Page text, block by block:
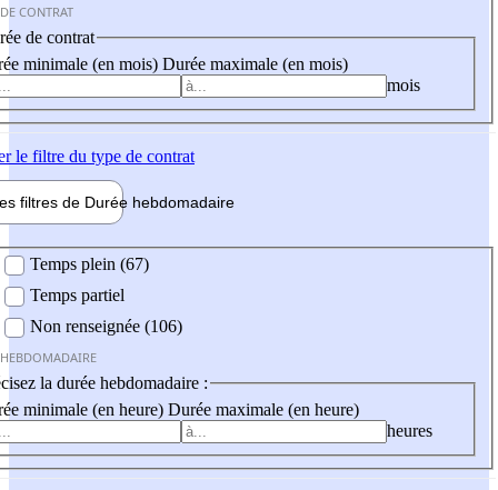
CONTRAT
de contrat
minimale (en mois) Durée maximale (en mois)
mois
le filtre du type de contrat
filtres de Durée hebdomadaire
Temps plein (67)
Temps partiel
Non renseignée (106)
la durée hebdomadaire :
minimale (en heure) Durée maximale (en heure)
heures